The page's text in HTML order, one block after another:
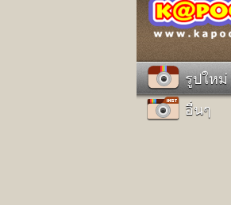
รูปใหม่
อื่นๆ